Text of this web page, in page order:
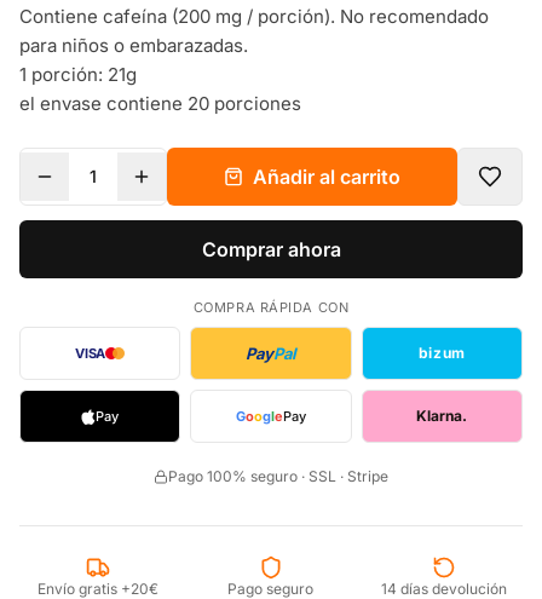
Contiene cafeína (200 mg / porción). No recomendado
para niños o embarazadas.
1 porción: 21g
el envase contiene 20 porciones
1 Añadir al carrito
Comprar ahora
COMPRA RÁPIDA CON
VISA PayPal bizum
Pay GooglePay Klarna.
Pago 100% seguro · SSL · Stripe
Envío gratis +20€ Pago seguro 14 días devolución